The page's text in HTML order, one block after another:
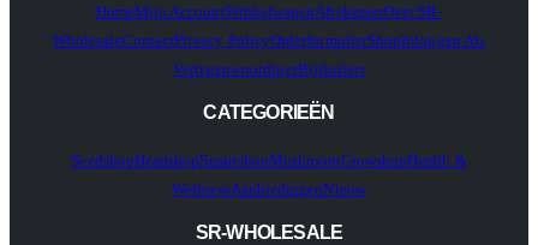
HomeMijn AccountWinkelwagenAfrekenenOver SR-
WholesaleContactPrivacy PolicyOrderformulierShopInloggen Als
VertegenwoordigerBijsluiters
CATEGORIEËN
SeedshopHeadshopSmartshopMushroomGrowshopHealth &
WellnessAanbiedingenNieuw
SR-WHOLESALE